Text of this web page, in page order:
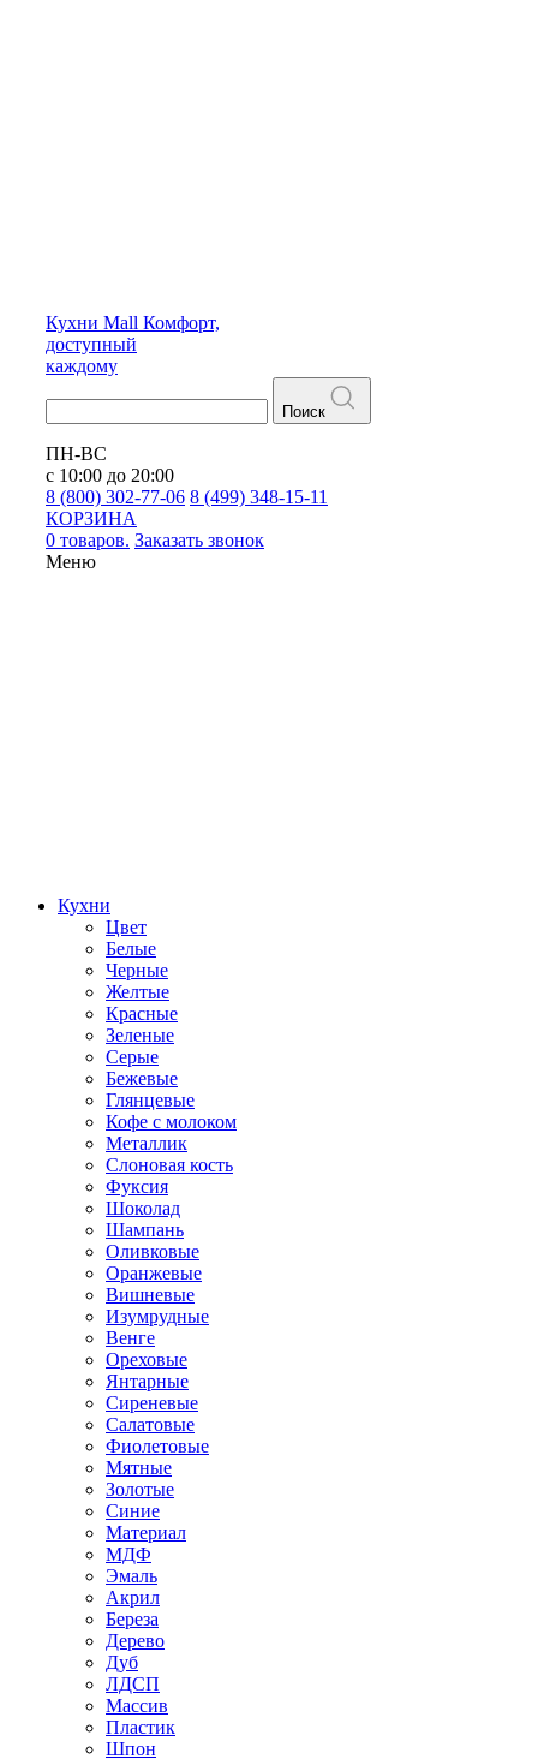
Кухни Mall Комфорт,
доступный
каждому
Поиск
ПН-ВС
с 10:00 до 20:00
8 (800) 302-77-06 8 (499) 348-15-11
КОРЗИНА
0 товаров. Заказать звонок
Меню
Кухни
Цвет
Белые
Черные
Желтые
Красные
Зеленые
Серые
Бежевые
Глянцевые
Кофе с молоком
Металлик
Слоновая кость
Фуксия
Шоколад
Шампань
Оливковые
Оранжевые
Вишневые
Изумрудные
Венге
Ореховые
Янтарные
Сиреневые
Салатовые
Фиолетовые
Мятные
Золотые
Синие
Материал
МДФ
Эмаль
Акрил
Береза
Дерево
Дуб
ЛДСП
Массив
Пластик
Шпон